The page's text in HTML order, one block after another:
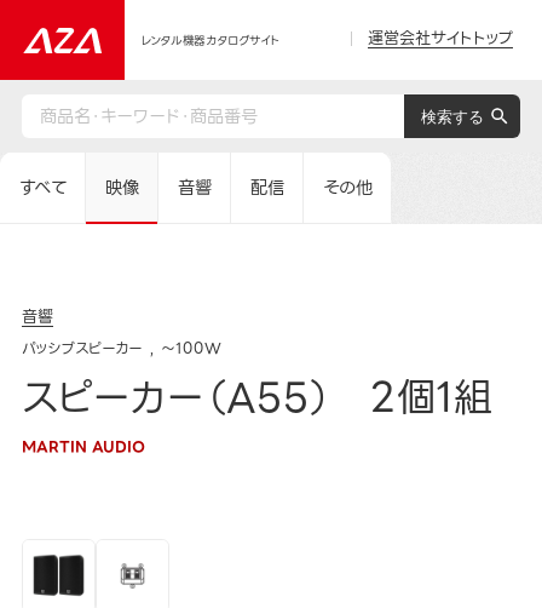
レンタル機器カタログサイト 運営会社サイトトップ
すべて 映像 音響 配信 その他
音響
パッシブスピーカー ～100W
スピーカー（A55） 2個1組
MARTIN AUDIO